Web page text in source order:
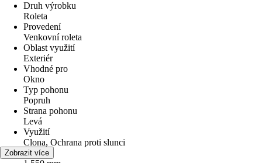
Druh výrobku
Roleta
Provedení
Venkovní roleta
Oblast využití
Exteriér
Vhodné pro
Okno
Typ pohonu
Popruh
Strana pohonu
Levá
Využití
Clona, Ochrana proti slunci
Šířka
Zobrazit více